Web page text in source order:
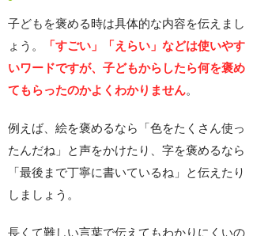
子どもを褒める時は具体的な内容を伝えまし
ょう。
「すごい」「えらい」などは使いやす
いワードですが、子どもからしたら何を褒め
てもらったのかよくわかりません。
例えば、絵を褒めるなら「色をたくさん使っ
たんだね」と声をかけたり、字を褒めるなら
「最後まで丁寧に書いているね」と伝えたり
しましょう。
長くて難しい言葉で伝えてもわかりにくいの